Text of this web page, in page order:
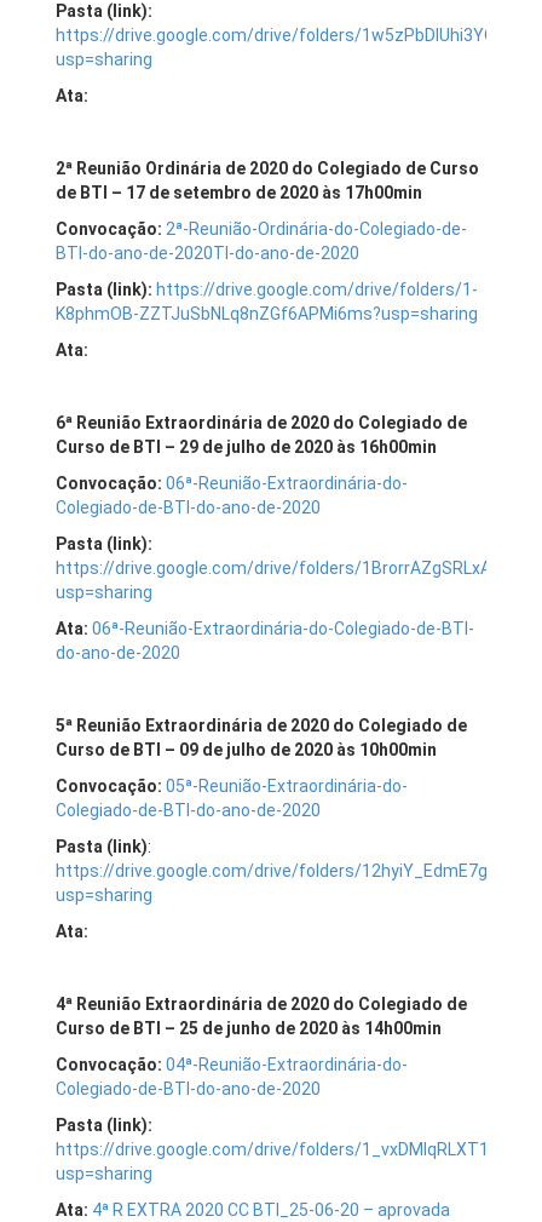
Pasta (link):
https://drive.google.com/drive/folders/
usp=sharing
Ata:
2ª Reunião Ordinária de 2020 do Colegiado de Curso
de BTI – 17 de setembro de 2020 às 17h00min
Convocação: 2ª-Reunião-Ordinária-do-Colegiado-de-
BTI-do-ano-de-2020TI-do-ano-de-2020
Pasta (link): https://drive.google.com/drive/folders/1-
K8phmOB-ZZTJuSbNLq8nZGf6APMi6ms?usp=sharing
Ata:
6ª Reunião Extraordinária de 2020 do Colegiado de
Curso de BTI – 29 de julho de 2020 às 16h00min
Convocação: 06ª-Reunião-Extraordinária-do-
Colegiado-de-BTI-do-ano-de-2020
Pasta (link):
https://drive.google.com/drive/folders/
usp=sharing
Ata: 06ª-Reunião-Extraordinária-do-Colegiado-de-BTI-
do-ano-de-2020
5ª Reunião Extraordinária de 2020 do Colegiado de
Curso de BTI – 09 de julho de 2020 às 10h00min
Convocação: 05ª-Reunião-Extraordinária-do-
Colegiado-de-BTI-do-ano-de-2020
Pasta (link):
https://drive.google.com/drive/folders/
usp=sharing
Ata:
4ª Reunião Extraordinária de 2020 do Colegiado de
Curso de BTI – 25 de junho de 2020 às 14h00min
Convocação: 04ª-Reunião-Extraordinária-do-
Colegiado-de-BTI-do-ano-de-2020
Pasta (link):
https://drive.google.com/drive/folders/
usp=sharing
Ata: 4ª R EXTRA 2020 CC BTI_25-06-20 – aprovada